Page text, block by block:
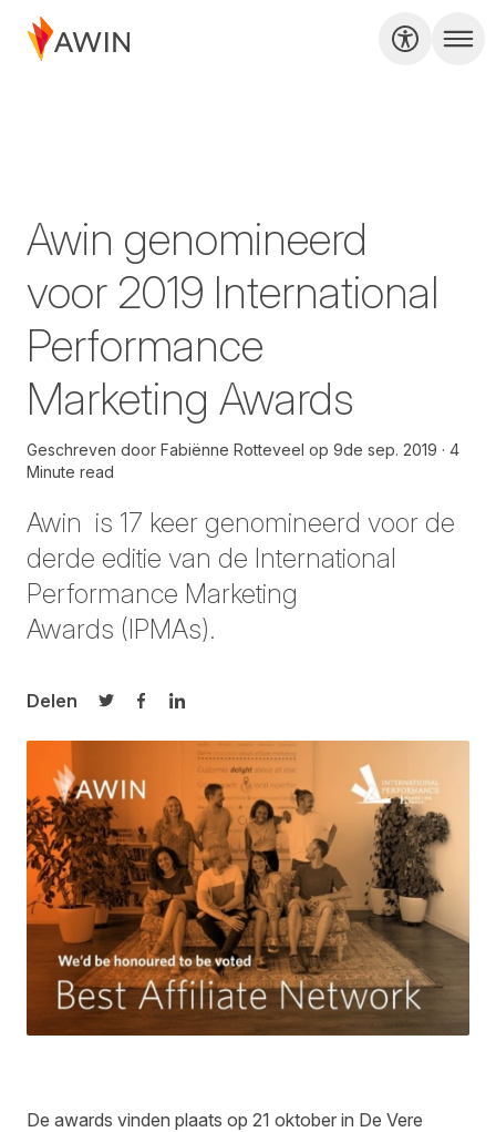
Awin genomineerd
voor 2019 International
Performance
Marketing Awards
Geschreven door Fabiënne Rotteveel op 9de sep. 2019
4
Minute read
Awin is 17 keer genomineerd voor de
derde editie van de International
Performance Marketing
Awards (IPMAs).
Delen
Delen op Twitter
Delen op Facebook
Delen op LinkedIn
De awards vinden plaats op 21 oktober in De Vere